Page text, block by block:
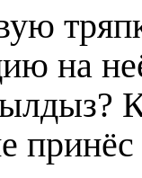
на